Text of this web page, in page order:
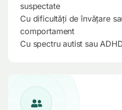
suspectate
Cu dificultăți de învățare
comportament
Cu spectru autist sau